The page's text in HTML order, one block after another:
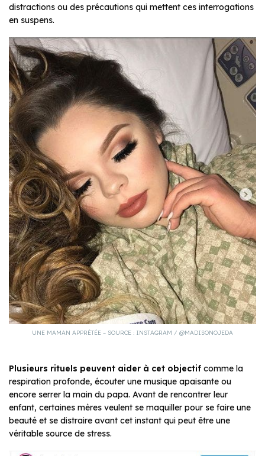
distractions ou des précautions qui mettent ces interrogations
en suspens.
UNE MAMAN APPRÊTÉE – SOURCE : INSTAGRAM / @MADISONOJEDA
Plusieurs rituels peuvent aider à cet objectif comme la
respiration profonde, écouter une musique apaisante ou
encore serrer la main du papa. Avant de rencontrer leur
enfant, certaines mères veulent se maquiller pour se faire une
beauté et se distraire avant cet instant qui peut être une
véritable source de stress.